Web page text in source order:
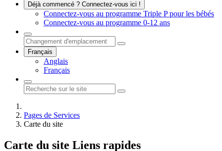
Déjà commencé ? Connectez-vous ici !
Connectez-vous au programme Triple P pour les bébés
Connectez-vous au programme 0-12 ans
Français
Anglais
Français
Pages de Services
Carte du site
Carte du site Liens rapides